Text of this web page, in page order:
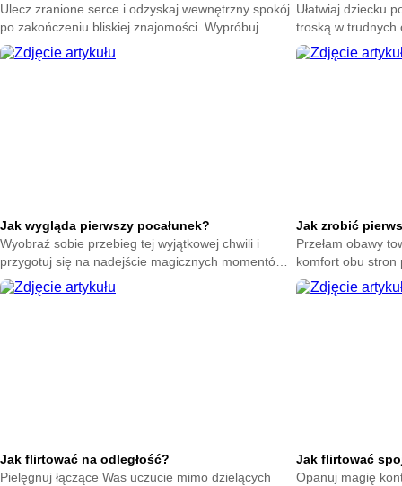
Ulecz zranione serce i odzyskaj wewnętrzny spokój
po zakończeniu bliskiej znajomości. Wypróbuj
skuteczne techniki na poprawę nastroju każdego
dnia.
Ułatwiaj dziecku
troską w trudnych
sposoby na
Jak wygląda pierwszy pocałunek?
Wyobraź sobie przebieg tej wyjątkowej chwili i
przygotuj się na nadejście magicznych momentów.
Zrozum naturę intymnych gestów bez zbędnego
stresu.
Jak zrobić
Przełam obawy
komfort obu stron
Poczuj spokój
Jak flirtować na odległość?
Pielęgnuj łączące Was uczucie mimo dzielących
Jak flirtować
Opanuj magię